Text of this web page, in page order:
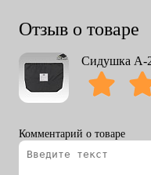
Отзыв о товаре
Комментарий о товаре